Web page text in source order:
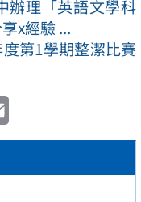
辦理「英語文學科
x經驗 ...
第1學期整潔比賽